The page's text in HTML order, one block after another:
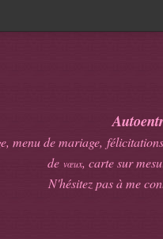
menu de mariage,
de vœux, carte sur
N'hésitez pas à me